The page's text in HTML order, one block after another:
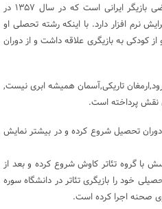
به گزارش پایگاه خبری شباویز،آزاده ریاضی بازیگر ایرانی است که در سال ۱۳۵۷ در
نرم افزار دارد. با اینکه رشته تحصلی او
از کودکی به بازیگری علاقه داشت و از دوران
تاریکی,آسمان همیشه ابری نیست,
نقش پرداخته است.
دوران تحصیل شروع کرده و در بیشتر نمایش
با گروه تئاتر کاوش شروع کرده و بعد از
خود را بازیگری تئاتر در دانشگاه سوره
صحنه اجرا کرده است.